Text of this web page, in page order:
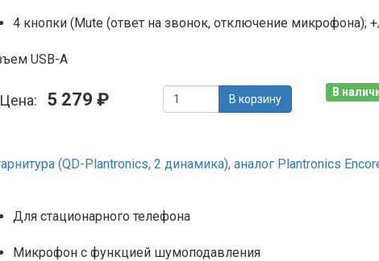
4 кнопки (Mute (ответ на звонок, отключение микрофона);
USB-A
Цена: 5 279 ₽ В корзину
В
(QD-Plantronics, 2 динамика), аналог Plantronics
Для стационарного телефона
Микрофон с функцией шумоподавления